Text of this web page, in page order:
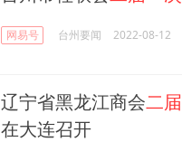
网易号 台州要闻 2022-08-12
辽宁省黑龙江商会二
在大连召开